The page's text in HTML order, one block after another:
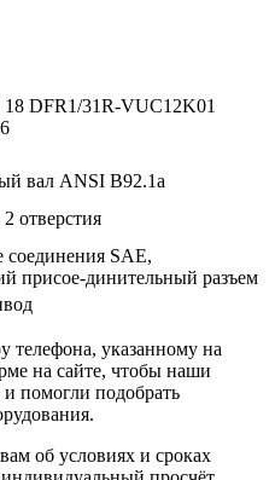
DFR1/31R-VUC12K01
вал ANSI B92.1a
отверстия
SAE,
присое-динительный разъем
телефона, указанному на
на сайте, чтобы наши
помогли подобрать
об условиях и сроках